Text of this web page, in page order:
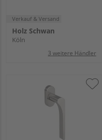
Verkauf & Versand
Holz Schwan
Köln
3 weitere Händler